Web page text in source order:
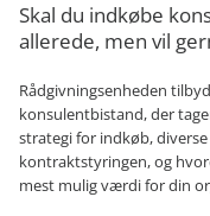
Skal du indkøbe
allerede, men vil
Rådgivningsenheden
konsulentbistand, der
strategi for indkøb,
kontraktstyringen, og
mest mulig værdi for din